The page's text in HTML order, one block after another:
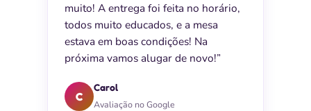
muito! A entrega foi feita no horário,
todos muito educados, e a mesa
estava em boas condições! Na
próxima vamos alugar de novo!”
C
Carol
Avaliação no Google